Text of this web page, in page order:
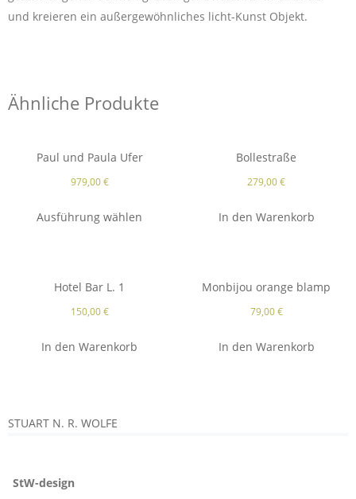
und kreieren ein außergewöhnliches licht-Kunst Objekt.
Ähnliche Produkte
Paul und Paula Ufer
979,00€
Ausführung wählen
Bollestraße
279,00€
In den Warenkorb
Hotel Bar L. 1
150,00€
In den Warenkorb
Monbijou orange blamp
79,00€
In den Warenkorb
STUART N. R. WOLFE
StW-design